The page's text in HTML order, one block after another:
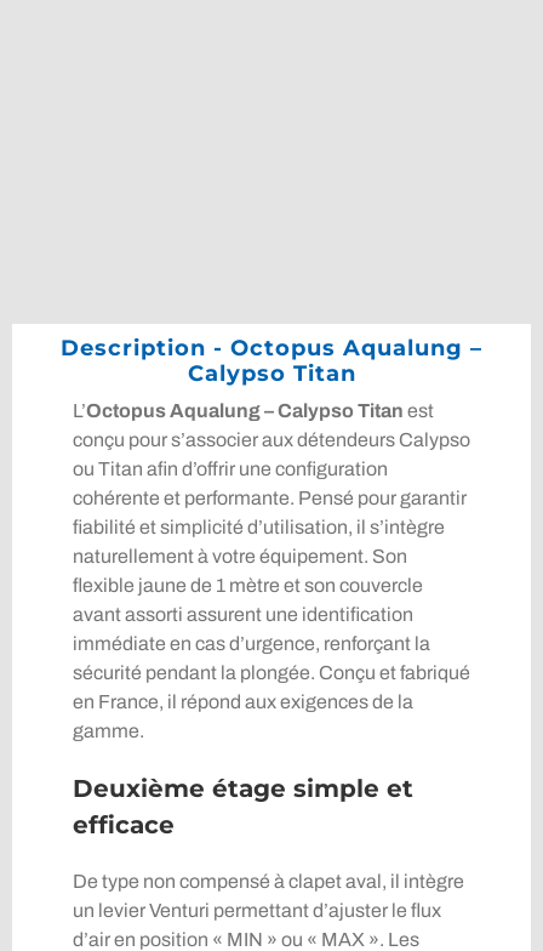
Description - Octopus Aqualung –
Calypso Titan
L’Octopus Aqualung – Calypso Titan est
conçu pour s’associer aux détendeurs Calypso
ou Titan afin d’offrir une configuration
cohérente et performante. Pensé pour garantir
fiabilité et simplicité d’utilisation, il s’intègre
naturellement à votre équipement. Son
flexible jaune de 1 mètre et son couvercle
avant assorti assurent une identification
immédiate en cas d’urgence, renforçant la
sécurité pendant la plongée. Conçu et fabriqué
en France, il répond aux exigences de la
gamme.
Deuxième étage simple et
efficace
De type non compensé à clapet aval, il intègre
un levier Venturi permettant d’ajuster le flux
d’air en position « MIN » ou « MAX ». Les